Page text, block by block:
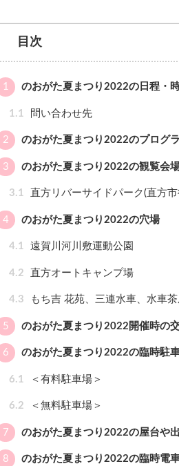
目次
1 のおがた夏まつり2022の日程・
1.1 問い合わせ先
2 のおがた夏まつり2022のプログ
3 のおがた夏まつり2022の観覧会
3.1 直方リバーサイドパーク(直方
4 のおがた夏まつり2022の穴場
4.1 遠賀川河川敷運動公園
4.2 直方オートキャンプ場
4.3 もち吉 花苑、三連水車、水車茶
5 のおがた夏まつり2022開催時の
6 のおがた夏まつり2022の臨時駐
6.1 ＜有料駐車場＞
6.2 ＜無料駐車場＞
7 のおがた夏まつり2022の屋台や
8 のおがた夏まつり2022の臨時電